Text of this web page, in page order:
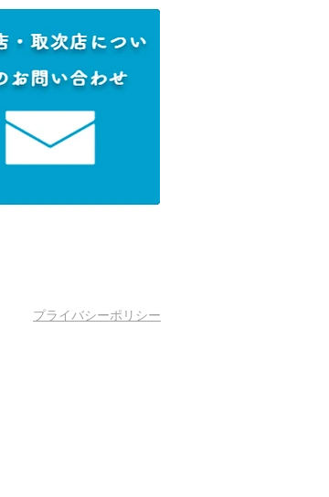
プライバシーポリシー